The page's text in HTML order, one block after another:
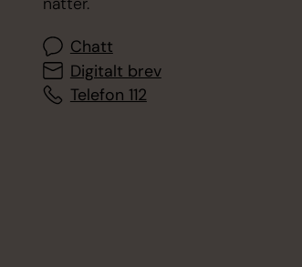
Chatt
Digitalt brev
Telefon 112